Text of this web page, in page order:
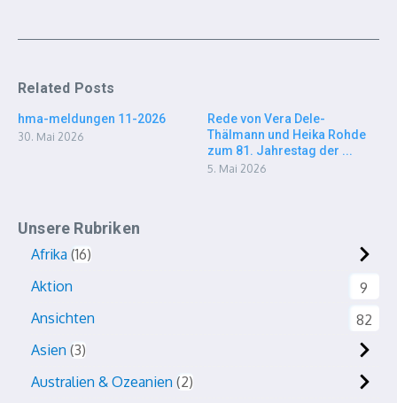
Related Posts
hma-meldungen 11-2026
30. Mai 2026
Rede von Vera Dele-
Thälmann und Heika Rohde
zum 81. Jahrestag der ...
5. Mai 2026
Unsere Rubriken
Afrika 16
Aktion
9
Ansichten
82
Asien 3
Australien & Ozeanien 2